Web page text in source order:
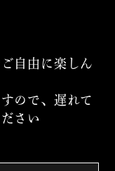
自由に楽しん
ので、遅れて
さい